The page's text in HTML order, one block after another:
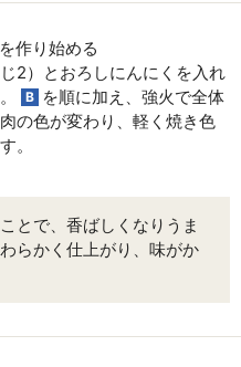
作り始める
2）とおろしにんにくを入れ
B
を順に加え、強火で全体
の色が変わり、軽く焼き色
。
とで、香ばしくなりうま
らかく仕上がり、味がか